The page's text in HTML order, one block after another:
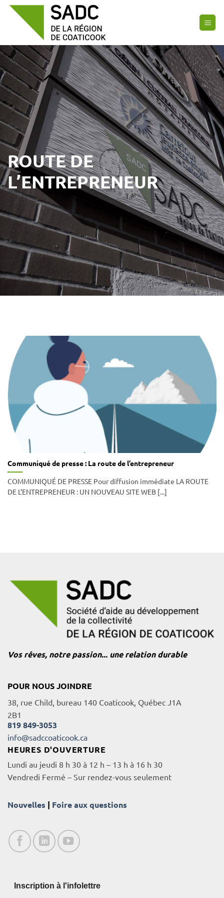
Passer
ROUTE DE
L’ENTREPRENEUR
Communiqué de presse : La route de l’entrepreneur
COMMUNIQUÉ DE PRESSE Pour diffusion immédiate LA ROUTE
DE L’ENTREPRENEUR : UN NOUVEAU SITE WEB [...]
Vos rêves, notre passion... une relation durable
POUR NOUS JOINDRE
38, rue Child, bureau 140 Coaticook, Québec J1A
2B1
819 849-3053
info@sadccoaticook.ca
HEURES D'OUVERTURE
Lundi au jeudi 8 h 30 à 12 h – 13 h à 16 h 30
Vendredi Fermé – Sur rendez-vous seulement
Nouvelles | Foire aux questions
Inscription à l'infolettre